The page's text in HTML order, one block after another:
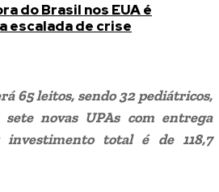
do Brasil nos EUA é
escalada de crise
65 leitos, sendo 32 pediátricos,
novas UPAs com entrega
investimento total é de 118,7